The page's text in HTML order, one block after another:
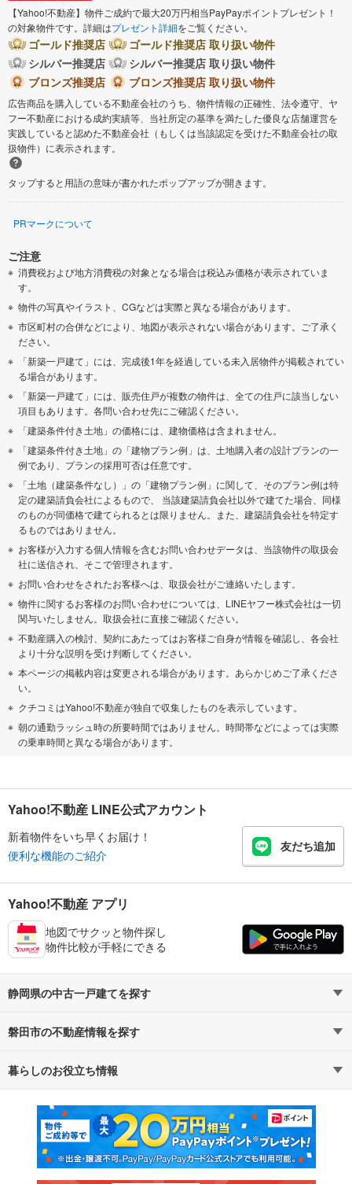
【Yahoo!不動産】物件ご成約で最大20万円相当PayPayポイントプレゼント！
の対象物件です。詳細はプレゼント詳細をご覧ください。
ゴールド推奨店
ゴールド推奨店 取り扱い物件
シルバー推奨店
シルバー推奨店 取り扱い物件
ブロンズ推奨店
ブロンズ推奨店 取り扱い物件
広告商品を購入している不動産会社のうち、物件情報の正確性、法令遵守、ヤ
フー不動産における成約実績等、当社所定の基準を満たした優良な店舗運営を
実践していると認めた不動産会社（もしくは当該認定を受けた不動産会社の取
扱物件）に表示されます。
タップすると用語の意味が書かれたポップアップが開きます。
PRマークについて
ご注意
消費税および地方消費税の対象となる場合は税込み価格が表示されていま
す。
物件の写真やイラスト、CGなどは実際と異なる場合があります。
市区町村の合併などにより、地図が表示されない場合があります。ご了承く
ださい。
「新築一戸建て」には、完成後1年を経過している未入居物件が掲載されてい
る場合があります。
「新築一戸建て」には、販売住戸が複数の物件は、全ての住戸に該当しない
項目もあります。各問い合わせ先にご確認ください。
「建築条件付き土地」の価格には、建物価格は含まれません。
「建築条件付き土地」の「建物プラン例」は、土地購入者の設計プランの一
例であり、プランの採用可否は任意です。
「土地（建築条件なし）」の「建物プラン例」に関して、そのプラン例は特
定の建築請負会社によるもので、 当該建築請負会社以外で建てた場合、同様
のものが同価格で建てられるとは限りません。また、建築請負会社を特定す
るものではありません。
お客様が入力する個人情報を含むお問い合わせデータは、当該物件の取扱会
社に送信され、そこで管理されます。
お問い合わせをされたお客様へは、取扱会社がご連絡いたします。
物件に関するお客様のお問い合わせについては、LINEヤフー株式会社は一切
関与いたしません。取扱会社に直接ご確認ください。
不動産購入の検討、契約にあたってはお客様ご自身が情報を確認し、各会社
より十分な説明を受け判断してください。
本ページの掲載内容は変更される場合があります。あらかじめご了承くださ
い。
クチコミはYahoo!不動産が独自で収集したものを表示しています。
朝の通勤ラッシュ時の所要時間ではありません。時間帯などによっては実際
の乗車時間と異なる場合があります。
Yahoo!不動産 LINE公式アカウント
新着物件をいち早くお届け！
便利な機能のご紹介
友だち追加
Yahoo!不動産 アプリ
地図でサクッと物件探し
物件比較が手軽にできる
静岡県の中古一戸建てを探す
路線・駅から探す
通勤・通学時間から探す
磐田市の不動産情報を探す
不動産・住宅
新築マンション 中古マンション
新築一戸建て 中古一戸建て
暮らしのお役立ち情報
マンションカタログ 教えて！住まいの先生